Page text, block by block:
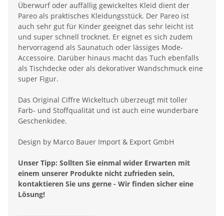
Überwurf oder auffällig gewickeltes Kleid dient der
Pareo als praktisches Kleidungsstück. Der Pareo ist
auch sehr gut für Kinder geeignet das sehr leicht ist
und super schnell trocknet. Er eignet es sich zudem
hervorragend als Saunatuch oder lässiges Mode-
Accessoire. Darüber hinaus macht das Tuch ebenfalls
als Tischdecke oder als dekorativer Wandschmuck eine
super Figur.
Das Original Ciffre Wickeltuch überzeugt mit toller
Farb- und Stoffqualität und ist auch eine wunderbare
Geschenkidee.
Design by Marco Bauer Import & Export GmbH
Unser Tipp: Sollten Sie einmal wider Erwarten mit
einem unserer Produkte nicht zufrieden sein,
kontaktieren Sie uns gerne - Wir finden sicher eine
Lösung!